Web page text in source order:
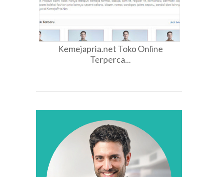
Kemejapria.net Toko Online
Terperca...